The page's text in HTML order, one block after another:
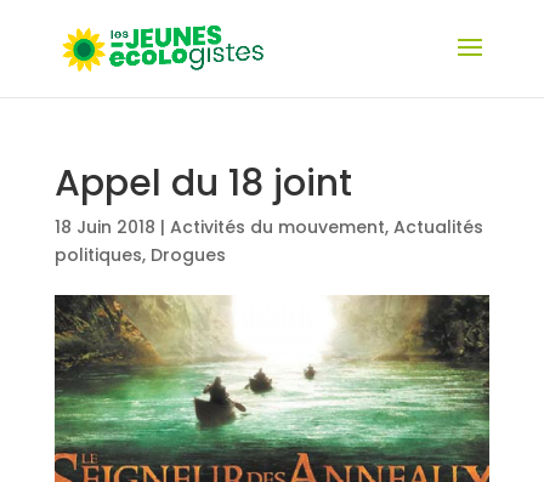
Appel du 18 joint
18 Juin 2018 | Activités du mouvement, Actualités
politiques, Drogues